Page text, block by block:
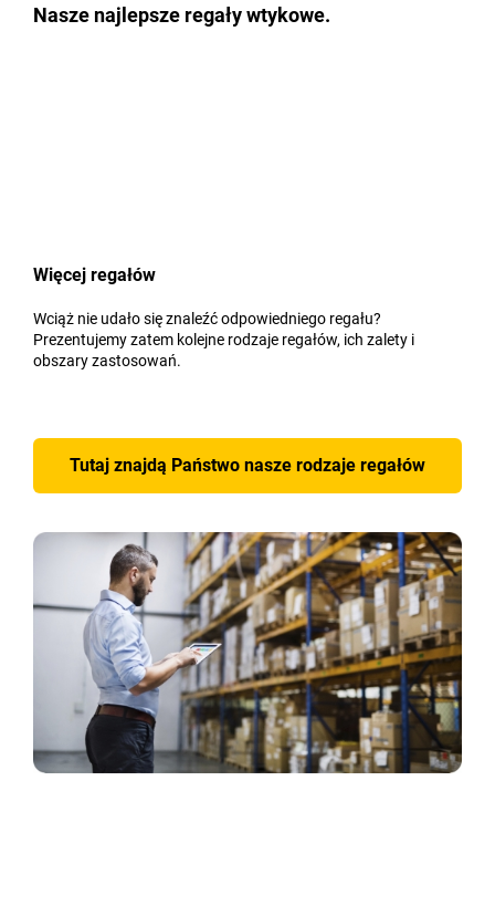
Nasze najlepsze regały wtykowe.
Więcej regałów
Wciąż nie udało się znaleźć odpowiedniego regału?
Prezentujemy zatem kolejne rodzaje regałów, ich zalety i
obszary zastosowań.
Tutaj znajdą Państwo nasze rodzaje regałów